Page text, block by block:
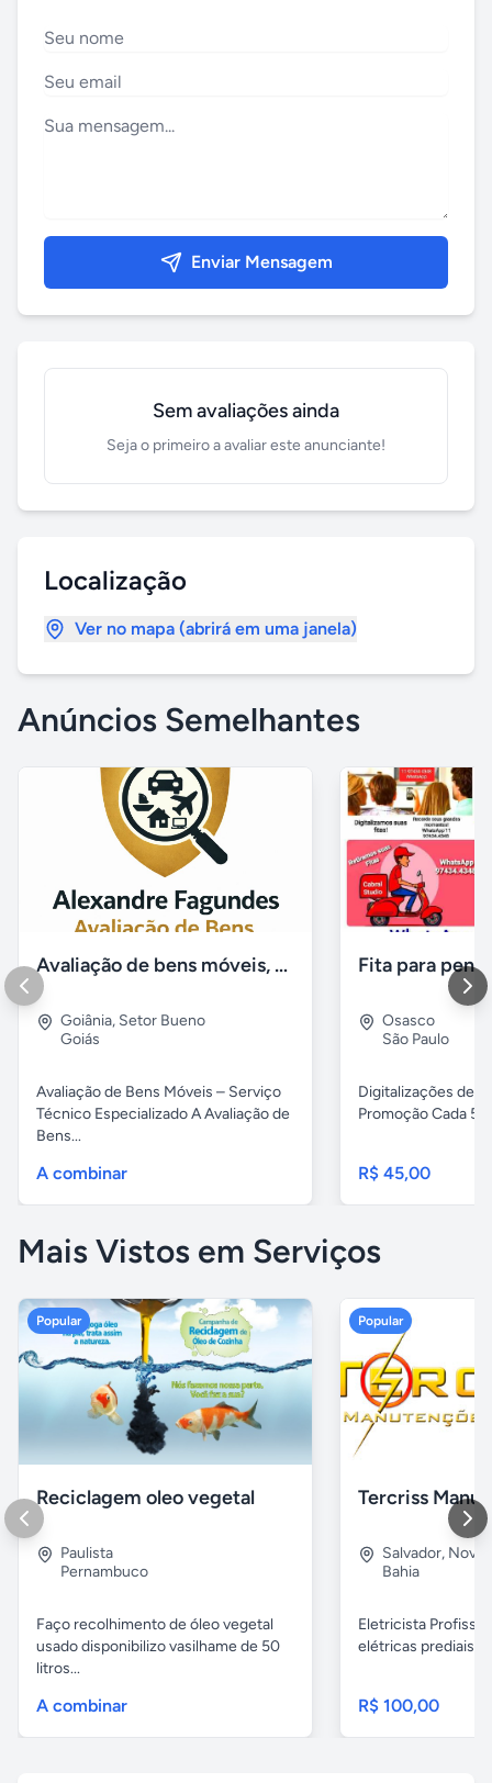
Enviar Mensagem
Sem avaliações ainda
Seja o primeiro a avaliar este anunciante!
Localização
Ver no mapa (abrirá em uma janela)
Anúncios Semelhantes
Avaliação de bens móveis, Avaliação patrimônial
Goiânia, Setor Bueno
Goiás
Avaliação de Bens Móveis – Serviço
Técnico Especializado A Avaliação de
Bens...
A combinar
Osasco
São Paulo
Digitalizações de
Promoção Cada 5
R$ 45,00
Mais Vistos em Serviços
Popular
Reciclagem oleo vegetal
Paulista
Pernambuco
Faço recolhimento de óleo vegetal
usado disponibilizo vasilhame de 50
litros...
A combinar
Popular
Salvador, Nova
Bahia
Eletricista
elétricas prediais e
R$ 100,00